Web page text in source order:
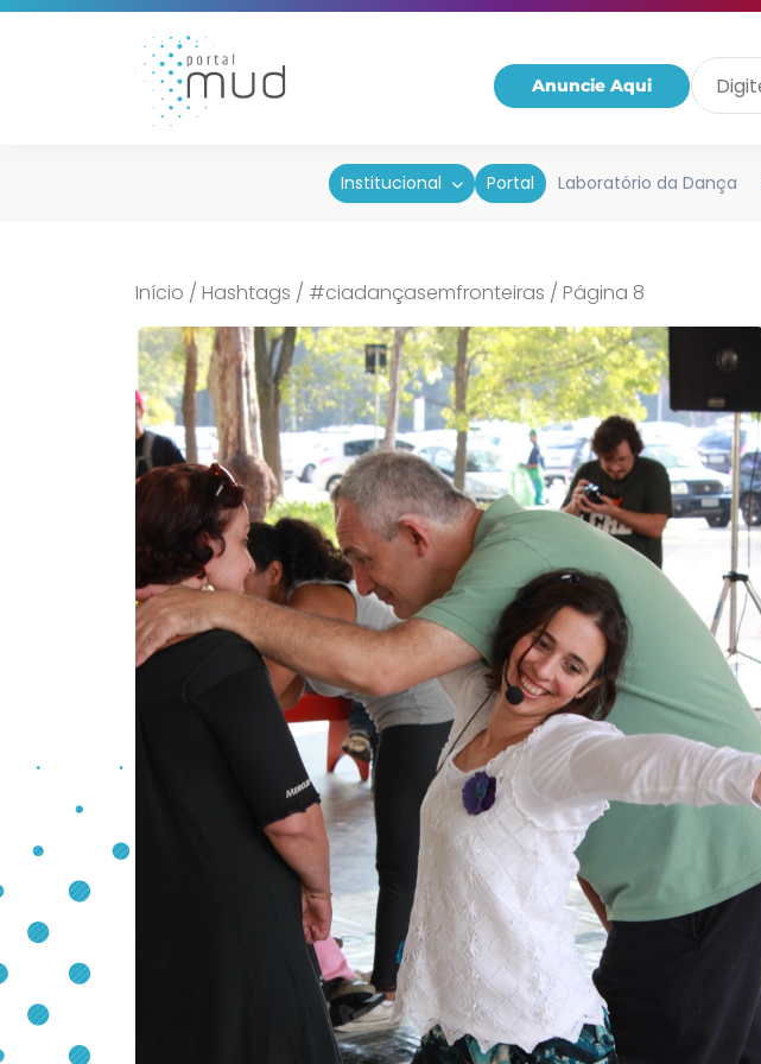
Anuncie Aqui
Institucional Portal Laboratório da Dança
Início / Hashtags / #ciadançasemfronteiras / Página 8